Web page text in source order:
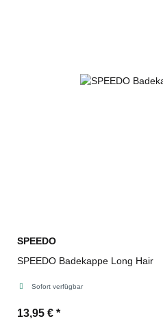
SPEEDO
SPEEDO Badekappe Long Hair
Sofort verfügbar
13,95 € *